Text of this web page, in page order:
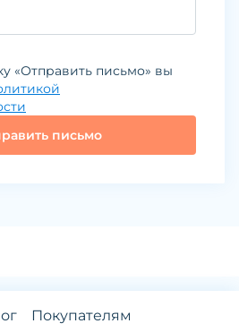
письмо
«Отправить письмо» вы
Покупателям